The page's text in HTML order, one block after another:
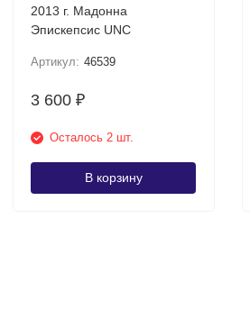
2013 г. Мадонна
Эпискепсис UNC
Артикул: 46539
3 600₽
Осталось 2 шт.
В корзину